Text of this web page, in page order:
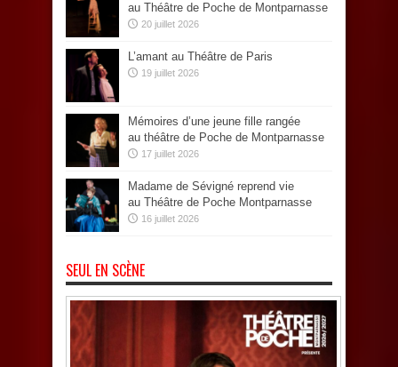
au Théâtre de Poche de Montparnasse
20 juillet 2026
L’amant au Théâtre de Paris
19 juillet 2026
Mémoires d’une jeune fille rangée
au théâtre de Poche de Montparnasse
17 juillet 2026
Madame de Sévigné reprend vie
au Théâtre de Poche Montparnasse
16 juillet 2026
SEUL EN SCÈNE